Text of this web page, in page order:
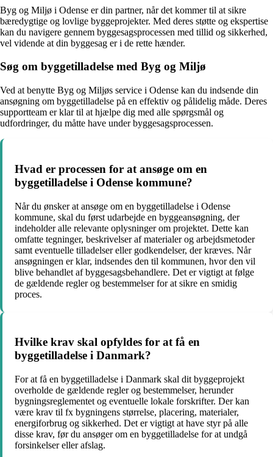
Byg og Miljø i Odense er din partner, når det kommer til at sikre
bæredygtige og lovlige byggeprojekter. Med deres støtte og ekspertise
kan du navigere gennem byggesagsprocessen med tillid og sikkerhed,
vel vidende at din byggesag er i de rette hænder.
Søg om byggetilladelse med Byg og Miljø
Ved at benytte Byg og Miljøs service i Odense kan du indsende din
ansøgning om byggetilladelse på en effektiv og pålidelig måde. Deres
supportteam er klar til at hjælpe dig med alle spørgsmål og
udfordringer, du måtte have under byggesagsprocessen.
Hvad er processen for at ansøge om en
byggetilladelse i Odense kommune?
Når du ønsker at ansøge om en byggetilladelse i Odense
kommune, skal du først udarbejde en byggeansøgning, der
indeholder alle relevante oplysninger om projektet. Dette kan
omfatte tegninger, beskrivelser af materialer og arbejdsmetoder
samt eventuelle tilladelser eller godkendelser, der kræves. Når
ansøgningen er klar, indsendes den til kommunen, hvor den vil
blive behandlet af byggesagsbehandlere. Det er vigtigt at følge
de gældende regler og bestemmelser for at sikre en smidig
proces.
Hvilke krav skal opfyldes for at få en
byggetilladelse i Danmark?
For at få en byggetilladelse i Danmark skal dit byggeprojekt
overholde de gældende regler og bestemmelser, herunder
bygningsreglementet og eventuelle lokale forskrifter. Der kan
være krav til fx bygningens størrelse, placering, materialer,
energiforbrug og sikkerhed. Det er vigtigt at have styr på alle
disse krav, før du ansøger om en byggetilladelse for at undgå
forsinkelser eller afslag.